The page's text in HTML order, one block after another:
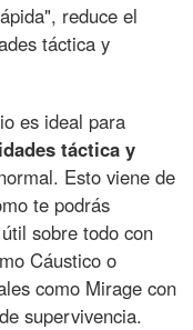
reduce el
táctica y
es ideal para
táctica y
Esto viene de
te podrás
sobre todo con
Cáustico o
como Mirage con
supervivencia.